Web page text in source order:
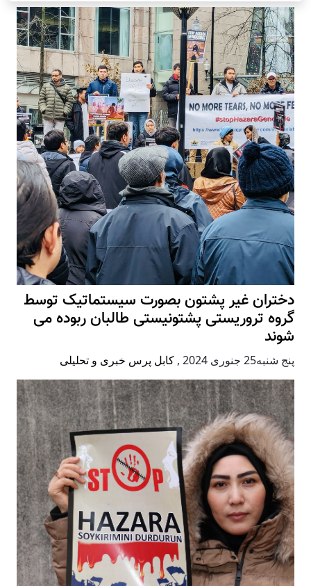
دختران غیر پشتون بصورت سیستماتیک توسط
گروه تروریستی پشتونیستی طالبان ربوده می
شوند
پنج شنبه25 جنوری 2024 , کابل پرس خبری و تحلیلی